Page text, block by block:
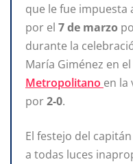
que le fue impuesta
por el 7 de marzo
durante la
María Giménez en el
Metropolitano en la
por2-0.
El festejo del
a todas luces